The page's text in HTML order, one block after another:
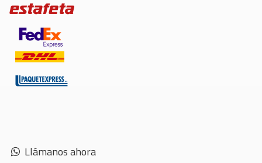
Llámanos ahora